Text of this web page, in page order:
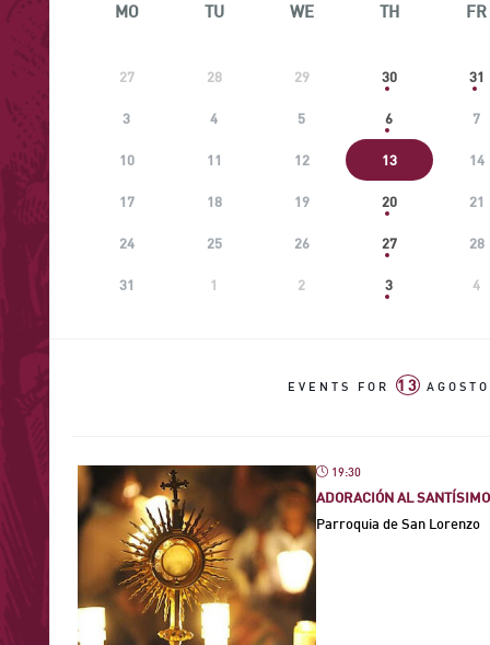
MO TU WE TH FR
27 28 29 30 31
3 4 5 6 7
10 11 12 13 14
17 18 19 20 21
24 25 26 27 28
31 1 2 3 4
EVENTS FOR13 AGOSTO
19:30
ADORACIÓN AL SANTÍSIMO
Parroquia de San Lorenzo